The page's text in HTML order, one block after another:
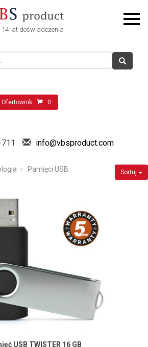
14 lat doświadczenia
Ofertownik 0
info@vbsproduct.com
Pamięci USB Sortuj
USB TWISTER 16 GB